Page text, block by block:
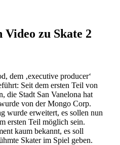
Video zu Skate 2
dem ‚executive producer‘
Seit dem ersten Teil von
die Stadt San Vanelona hat
von der Mongo Corp.
wurde erweitert, es sollen nun
ersten Teil möglich sein.
kaum bekannt, es soll
Skater im Spiel geben.